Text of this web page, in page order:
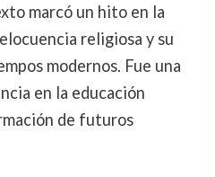
marcó un hito en la
religiosa y su
modernos. Fue una
en la educación
de futuros